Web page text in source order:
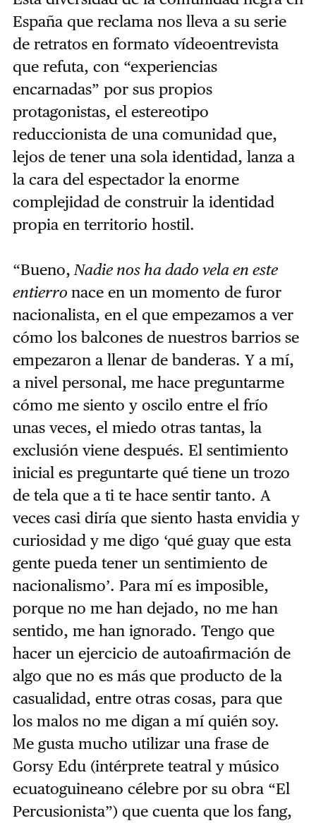
España que reclama nos lleva a su serie
de retratos en formato vídeoentrevista
que refuta, con “experiencias
encarnadas” por sus propios
protagonistas, el estereotipo
reduccionista de una comunidad que,
lejos de tener una sola identidad, lanza a
la cara del espectador la enorme
complejidad de construir la identidad
propia en territorio hostil.
“Bueno, Nadie nos ha dado vela en este
entierro nace en un momento de furor
nacionalista, en el que empezamos a ver
cómo los balcones de nuestros barrios se
empezaron a llenar de banderas. Y a mí,
a nivel personal, me hace preguntarme
cómo me siento y oscilo entre el frío
unas veces, el miedo otras tantas, la
exclusión viene después. El sentimiento
inicial es preguntarte qué tiene un trozo
de tela que a ti te hace sentir tanto. A
veces casi diría que siento hasta envidia y
curiosidad y me digo ‘qué guay que esta
gente pueda tener un sentimiento de
nacionalismo’. Para mí es imposible,
porque no me han dejado, no me han
sentido, me han ignorado. Tengo que
hacer un ejercicio de autoafirmación de
algo que no es más que producto de la
casualidad, entre otras cosas, para que
los malos no me digan a mí quién soy.
Me gusta mucho utilizar una frase de
Gorsy Edu (intérprete teatral y músico
ecuatoguineano célebre por su obra “El
Percusionista”) que cuenta que los fang,